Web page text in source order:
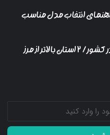
انتخاب مدل مناسب
آخرین وضعیت شیوع آنفلوانزا در کشور/ ۲ استان بالاتر از مرز